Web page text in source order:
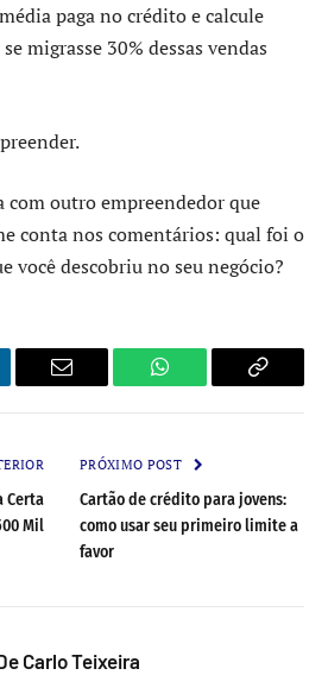
paga no crédito e calcule
migrasse 30% dessas vendas
com outro empreendedor que
conta nos comentários: qual foi o
você descobriu no seu negócio?
Email WhatsApp Copy
Certa
Mil
PRÓXIMO POST
Cartão de crédito para jovens:
como usar seu primeiro limite a
favor
Carlo Teixeira